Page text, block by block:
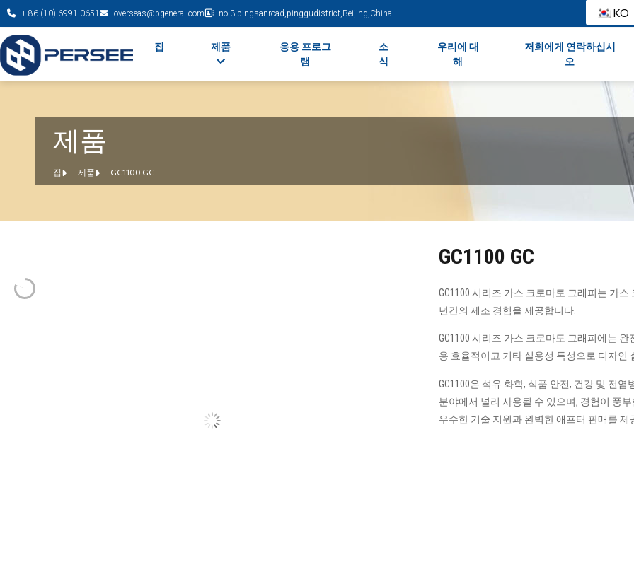
+ 86 (10) 6991 0651 overseas@pgeneral.com no.3 pingsanroad,pinggudistrict,Beijing,China KO
집 제품
응용 프로그
램
소
식
우리에 대
해
저희에게 연락하십시
오
제품
집 제품 GC1100 GC
GC1100 GC
GC1100 시리즈 가스 크로마토 그래피는 가
년간의 제조 경험을 제공합니다.
GC1100 시리즈 가스 크로마토 그래피에는
용 효율적이고 기타 실용성 특성으로 디자인
GC1100은 석유 화학, 식품 안전, 건강 및 전
분야에서 널리 사용될 수 있으며, 경험이 풍
우수한 기술 지원과 완벽한 애프터 판매를 제